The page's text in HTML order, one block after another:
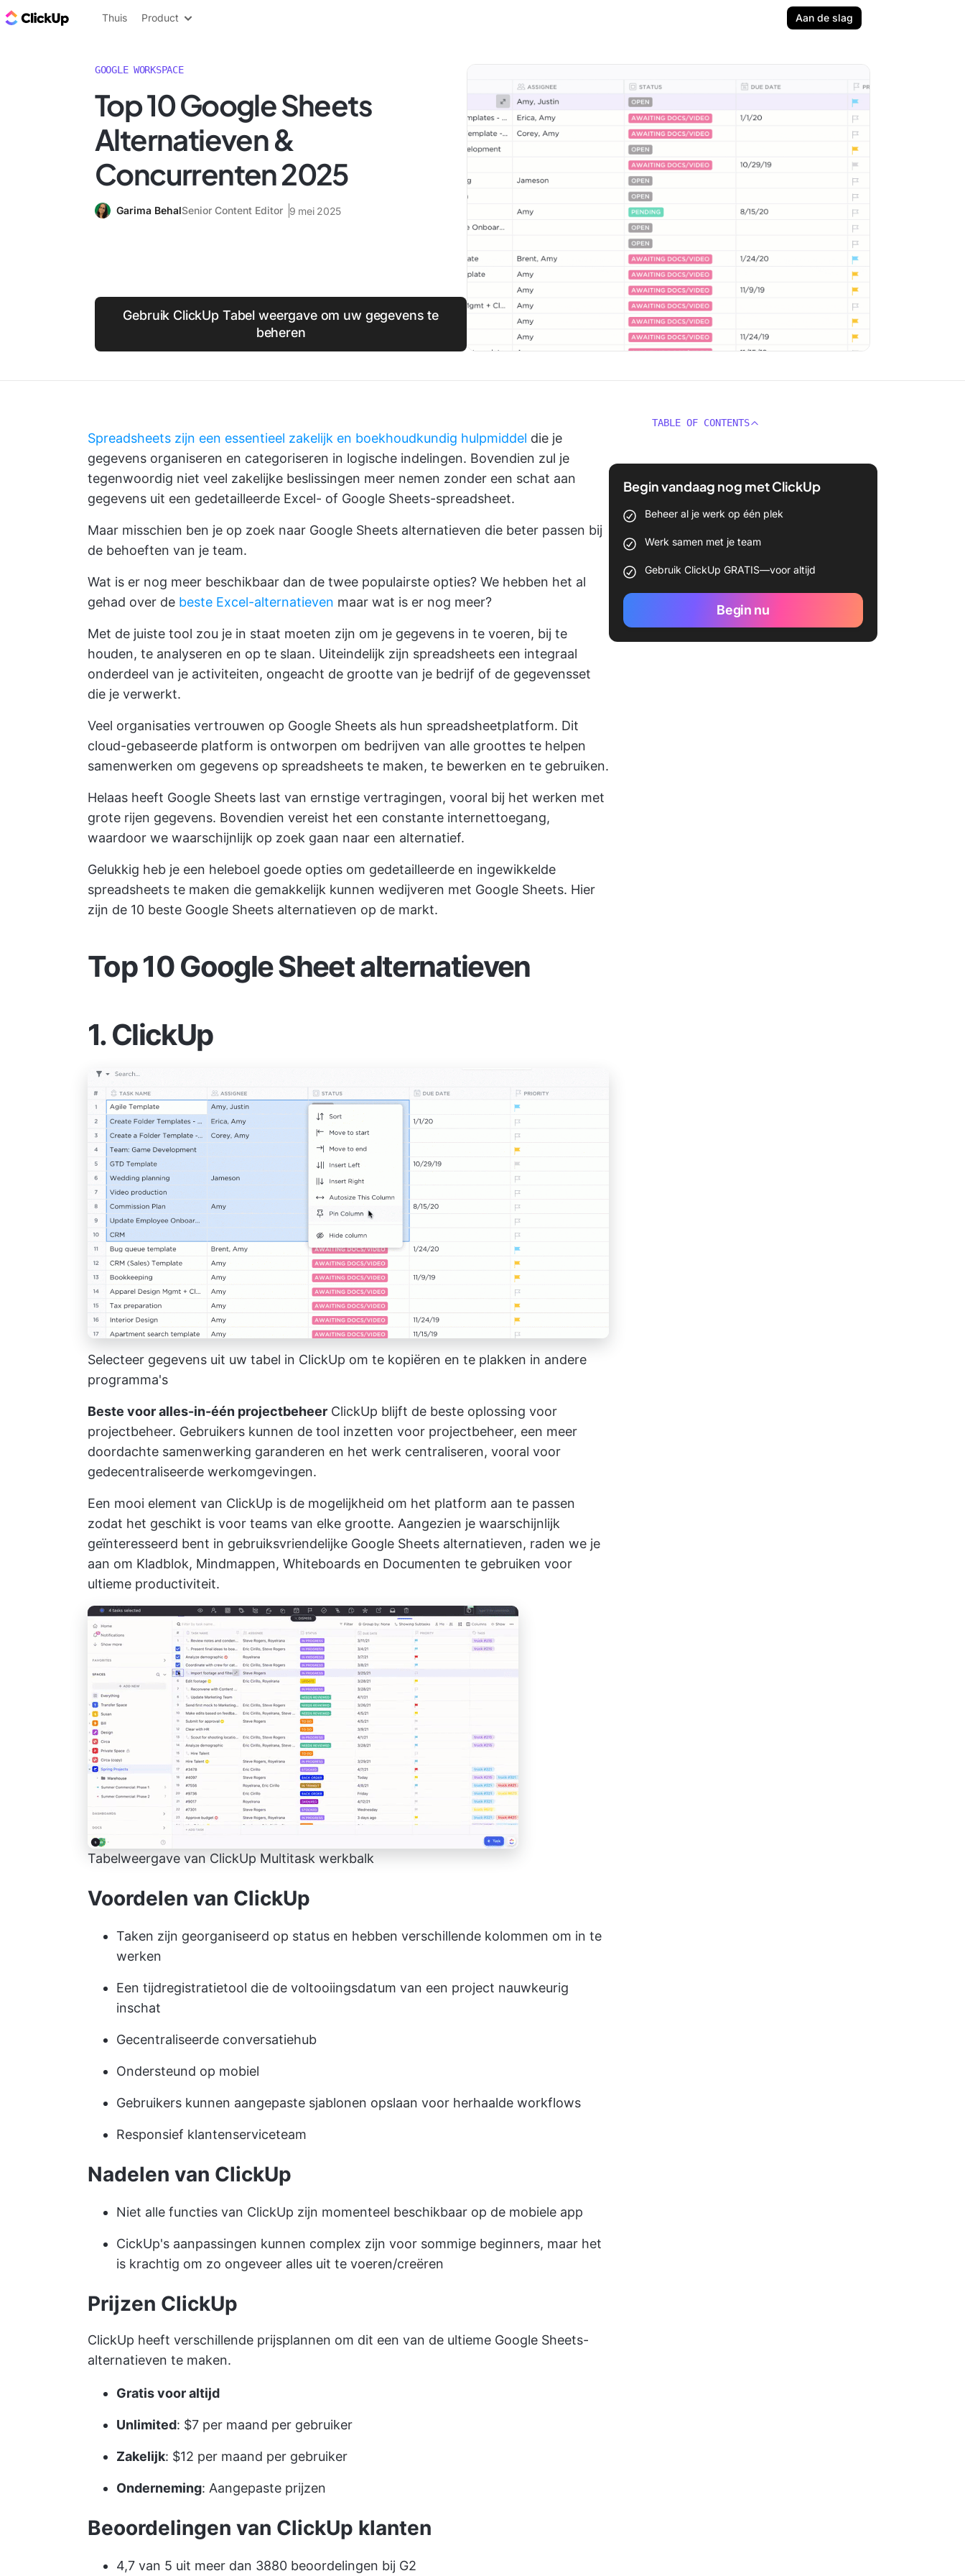
ClickUp Blog
Thuis Product Aan de slag
GOOGLE WORKSPACE
Top 10 Google Sheets
Alternatieven &
Concurrenten 2025
Garima BehalSenior Content Editor 9 mei 2025
Gebruik ClickUp Tabel weergave om uw gegevens te
beheren
Spreadsheets zijn een essentieel zakelijk en boekhoudkundig hulpmiddel die je
gegevens organiseren en categoriseren in logische indelingen. Bovendien zul je
tegenwoordig niet veel zakelijke beslissingen meer nemen zonder een schat aan
gegevens uit een gedetailleerde Excel- of Google Sheets-spreadsheet.
Maar misschien ben je op zoek naar Google Sheets alternatieven die beter passen bij
de behoeften van je team.
Wat is er nog meer beschikbaar dan de twee populairste opties? We hebben het al
gehad over de beste Excel-alternatieven maar wat is er nog meer?
Met de juiste tool zou je in staat moeten zijn om je gegevens in te voeren, bij te
houden, te analyseren en op te slaan. Uiteindelijk zijn spreadsheets een integraal
onderdeel van je activiteiten, ongeacht de grootte van je bedrijf of de gegevensset
die je verwerkt.
Veel organisaties vertrouwen op Google Sheets als hun spreadsheetplatform. Dit
cloud-gebaseerde platform is ontworpen om bedrijven van alle groottes te helpen
samenwerken om gegevens op spreadsheets te maken, te bewerken en te gebruiken.
Helaas heeft Google Sheets last van ernstige vertragingen, vooral bij het werken met
grote rijen gegevens. Bovendien vereist het een constante internettoegang,
waardoor we waarschijnlijk op zoek gaan naar een alternatief.
Gelukkig heb je een heleboel goede opties om gedetailleerde en ingewikkelde
spreadsheets te maken die gemakkelijk kunnen wedijveren met Google Sheets. Hier
zijn de 10 beste Google Sheets alternatieven op de markt.
Top 10 Google Sheet alternatieven
1. ClickUp
Selecteer gegevens uit uw tabel in ClickUp om te kopiëren en te plakken in andere
programma's
Beste voor alles-in-één projectbeheer ClickUp blijft de beste oplossing voor
projectbeheer. Gebruikers kunnen de tool inzetten voor projectbeheer, een meer
doordachte samenwerking garanderen en het werk centraliseren, vooral voor
gedecentraliseerde werkomgevingen.
Een mooi element van ClickUp is de mogelijkheid om het platform aan te passen
zodat het geschikt is voor teams van elke grootte. Aangezien je waarschijnlijk
geïnteresseerd bent in gebruiksvriendelijke Google Sheets alternatieven, raden we je
aan om Kladblok, Mindmappen, Whiteboards en Documenten te gebruiken voor
ultieme productiviteit.
Tabelweergave van ClickUp Multitask werkbalk
Voordelen van ClickUp
Taken zijn georganiseerd op status en hebben verschillende kolommen om in te
werken
Een tijdregistratietool die de voltooiingsdatum van een project nauwkeurig
inschat
Gecentraliseerde conversatiehub
Ondersteund op mobiel
Gebruikers kunnen aangepaste sjablonen opslaan voor herhaalde workflows
Responsief klantenserviceteam
Nadelen van ClickUp
Niet alle functies van ClickUp zijn momenteel beschikbaar op de mobiele app
CickUp's aanpassingen kunnen complex zijn voor sommige beginners, maar het
is krachtig om zo ongeveer alles uit te voeren/creëren
Prijzen ClickUp
ClickUp heeft verschillende prijsplannen om dit een van de ultieme Google Sheets-
alternatieven te maken.
Gratis voor altijd
Unlimited: $7 per maand per gebruiker
Zakelijk: $12 per maand per gebruiker
Onderneming: Aangepaste prijzen
Beoordelingen van ClickUp klanten
4,7 van 5 uit meer dan 3880 beoordelingen bij G2
TABLE OF CONTENTS
Begin vandaag nog met ClickUp
Beheer al je werk op één plek
Werk samen met je team
Gebruik ClickUp GRATIS—voor altijd
Begin nu